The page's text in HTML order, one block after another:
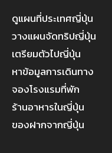
ดูแผนที่ประเทศญี่ปุ่น
วางแผนจัดทริปญี่ปุ่น
เตรียมตัวไปญี่ปุ่น
หาข้อมูลการเดินทาง
จองโรงแรมที่พัก
ร้านอาหารในญี่ปุ่น
ของฝากจากญี่ปุ่น